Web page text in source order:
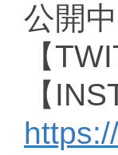
公開中
【
【